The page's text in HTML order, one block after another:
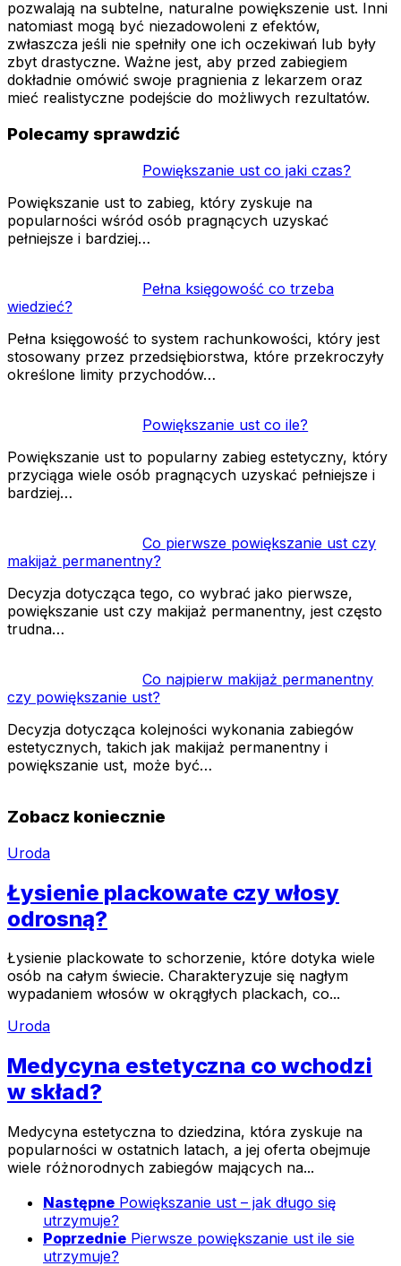
pozwalają na subtelne, naturalne powiększenie ust. Inni
natomiast mogą być niezadowoleni z efektów,
zwłaszcza jeśli nie spełniły one ich oczekiwań lub były
zbyt drastyczne. Ważne jest, aby przed zabiegiem
dokładnie omówić swoje pragnienia z lekarzem oraz
mieć realistyczne podejście do możliwych rezultatów.
Polecamy sprawdzić
Powiększanie ust co jaki czas?
Powiększanie ust to zabieg, który zyskuje na
popularności wśród osób pragnących uzyskać
pełniejsze i bardziej…
Pełna księgowość co trzeba
wiedzieć?
Pełna księgowość to system rachunkowości, który jest
stosowany przez przedsiębiorstwa, które przekroczyły
określone limity przychodów…
Powiększanie ust co ile?
Powiększanie ust to popularny zabieg estetyczny, który
przyciąga wiele osób pragnących uzyskać pełniejsze i
bardziej…
Co pierwsze powiększanie ust czy
makijaż permanentny?
Decyzja dotycząca tego, co wybrać jako pierwsze,
powiększanie ust czy makijaż permanentny, jest często
trudna…
Co najpierw makijaż permanentny
czy powiększanie ust?
Decyzja dotycząca kolejności wykonania zabiegów
estetycznych, takich jak makijaż permanentny i
powiększanie ust, może być…
Zobacz koniecznie
Uroda
Łysienie plackowate czy włosy
odrosną?
Łysienie plackowate to schorzenie, które dotyka wiele
osób na całym świecie. Charakteryzuje się nagłym
wypadaniem włosów w okrągłych plackach, co...
Uroda
Medycyna estetyczna co wchodzi
w skład?
Medycyna estetyczna to dziedzina, która zyskuje na
popularności w ostatnich latach, a jej oferta obejmuje
wiele różnorodnych zabiegów mających na...
Następne Powiększanie ust – jak długo się
utrzymuje?
Poprzednie Pierwsze powiększanie ust ile sie
utrzymuje?